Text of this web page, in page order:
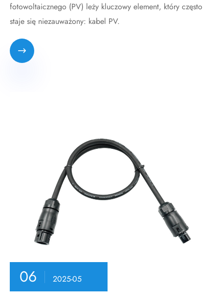
fotowoltaicznego (PV) leży kluczowy element, który często
staje się niezauważony: kabel PV.

06 2025-05